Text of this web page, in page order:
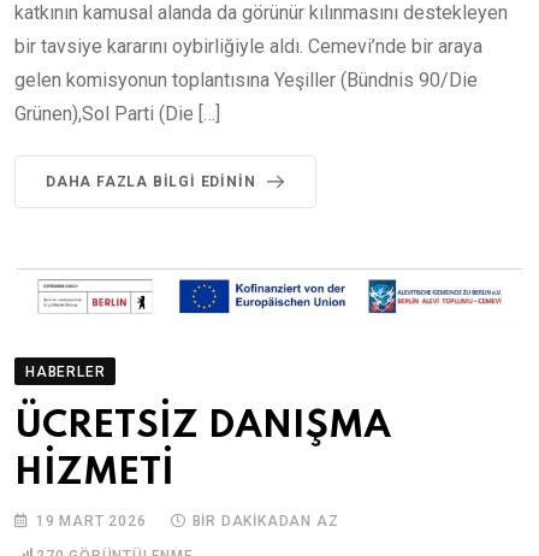
katkının kamusal alanda da görünür kılınmasını destekleyen
bir tavsiye kararını oybirliğiyle aldı. Cemevi’nde bir araya
gelen komisyonun toplantısına Yeşiller (Bündnis 90/Die
Grünen),Sol Parti (Die […]
DAHA FAZLA BILGI EDININ
HABERLER
ÜCRETSİZ DANIŞMA
HİZMETİ
19 MART 2026 BIR DAKIKADAN AZ